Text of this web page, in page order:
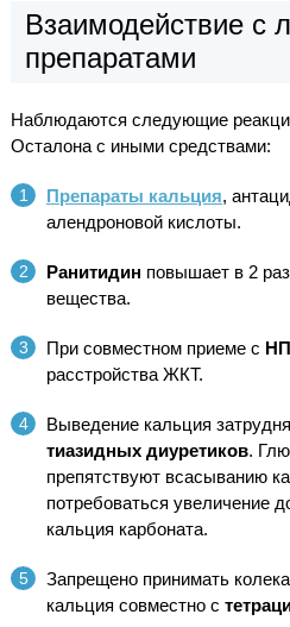
Взаимодействие с
препаратами
Наблюдаются следующие
Осталона с иными средствами:
Препараты кальция,
алендроновой кислоты.
Ранитидин повышает в 2
вещества.
При совместном приеме с
расстройства ЖКТ.
Выведение кальция
тиазидных диуретиков.
препятствуют всасыванию
потребоваться увеличение
кальция карбоната.
Запрещено принимать
кальция совместно с